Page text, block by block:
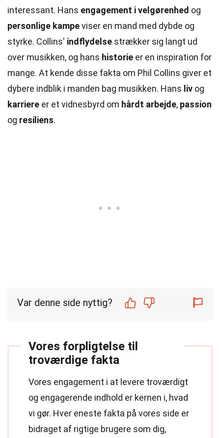
interessant. Hans engagement i velgørenhed og
personlige kampeviser en mand med dybde og
styrke. Collins' indflydelse strækker sig langt ud
over musikken, og hans historie er en inspiration for
mange. At kende disse fakta om Phil Collins giver et
dybere indblik i manden bag musikken. Hans liv og
karriere er et vidnesbyrd om hårdt arbejde, passion
og resiliens.
Var denne side nyttig?
Vores forpligtelse til
troværdige fakta
Vores engagement i at levere troværdigt
og engagerende indhold er kernen i, hvad
vi gør. Hver eneste fakta på vores side er
bidraget af rigtige brugere som dig,